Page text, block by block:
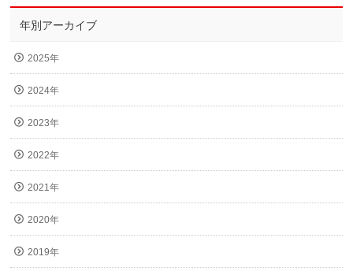
年別アーカイブ
2025年
2024年
2023年
2022年
2021年
2020年
2019年